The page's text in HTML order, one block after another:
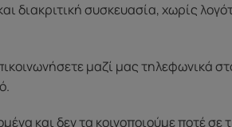
διακριτική συσκευασία, χωρίς
μαζί μας τηλεφωνικά
και δεν τα κοινοποιούμε ποτέ σε